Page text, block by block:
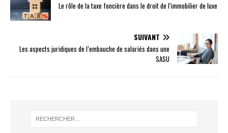
Le rôle de la taxe foncière dans le droit de l’immobilier de luxe
SUIVANT
Les aspects juridiques de l’embauche de salariés dans une
SASU